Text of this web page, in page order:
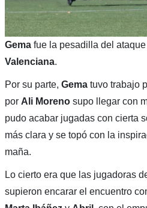
Gemafue la pesadilla del ataque
Valenciana.
Por su parte, Gematuvo trabajo
por Ali Moreno supo llegar con
pudo acabar jugadas con cierta
más clara y se topó con la
maña.
Lo cierto era que las jugadoras
supieron encarar el encuentro